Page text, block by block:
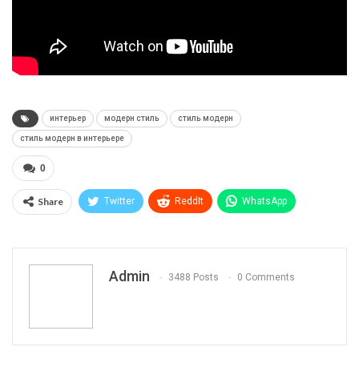
интерьер модерн стиль стиль модерн
стиль модерн в интерьере
0
Share Twitter ReddIt WhatsApp
VK
Admin 3488 Posts 0 Comments